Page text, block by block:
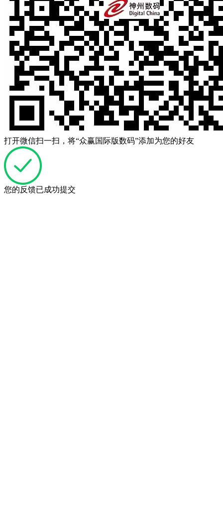
打开微信扫一扫，将“众赢国际版数码”添加为您的好友
您的反馈已成功提交